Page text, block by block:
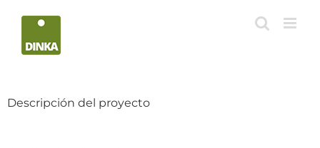
Descripción del proyecto